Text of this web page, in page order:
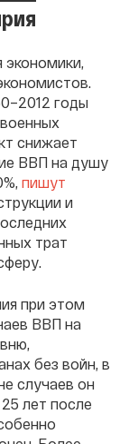
экономики,
годы
снижает
ВВП на душу
пишут
и
трат
при этом
ВВП на
без войн, в
случаев он
лет после